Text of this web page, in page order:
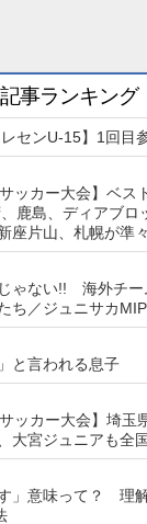
事ランキング
センU-15】1回目
ッカー大会】ベス
鹿島、ディアブロ
座片山、札幌が準
ゃない!! 海外チー
ち／ジュニサカMIP
と言われる息子
ッカー大会】埼玉
大宮ジュニアも全国
」意味って？ 理